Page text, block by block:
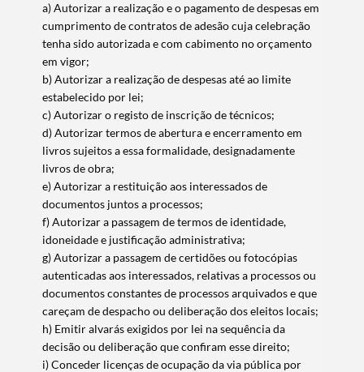
a) Autorizar a realização e o pagamento de despesas em
cumprimento de contratos de adesão cuja celebração
tenha sido autorizada e com cabimento no orçamento
em vigor;
b) Autorizar a realização de despesas até ao limite
estabelecido por lei;
c) Autorizar o registo de inscrição de técnicos;
d) Autorizar termos de abertura e encerramento em
livros sujeitos a essa formalidade, designadamente
livros de obra;
e) Autorizar a restituição aos interessados de
documentos juntos a processos;
f) Autorizar a passagem de termos de identidade,
idoneidade e justificação administrativa;
g) Autorizar a passagem de certidões ou fotocópias
autenticadas aos interessados, relativas a processos ou
documentos constantes de processos arquivados e que
careçam de despacho ou deliberação dos eleitos locais;
h) Emitir alvarás exigidos por lei na sequência da
decisão ou deliberação que confiram esse direito;
i) Conceder licenças de ocupação da via pública por